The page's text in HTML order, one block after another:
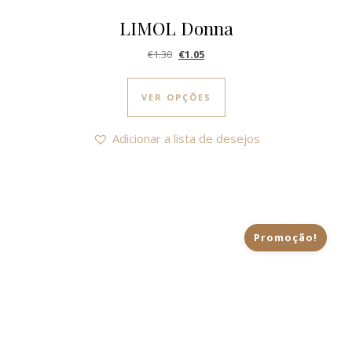
LIMOL Donna
€1.30 O preço original era: €1.30.
€1.05O preço atual é: €1.05.
VER OPÇÕES
This product has
Adicionar a lista de desejos
Promoção!